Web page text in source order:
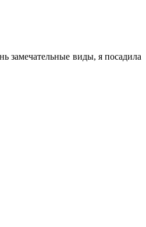
замечательные виды, я посадила